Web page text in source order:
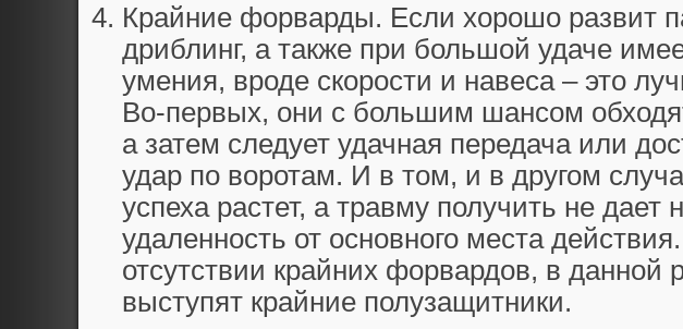
Крайние форварды. Если хорошо развит
дриблинг, а также при большой удаче
умения, вроде скорости и навеса – это
Во-первых, они с большим шансом
а затем следует удачная передача или
удар по воротам. И в том, и в другом
успеха растет, а травму получить не дает
удаленность от основного места
отсутствии крайних форвардов, в данной
выступят крайние полузащитники.